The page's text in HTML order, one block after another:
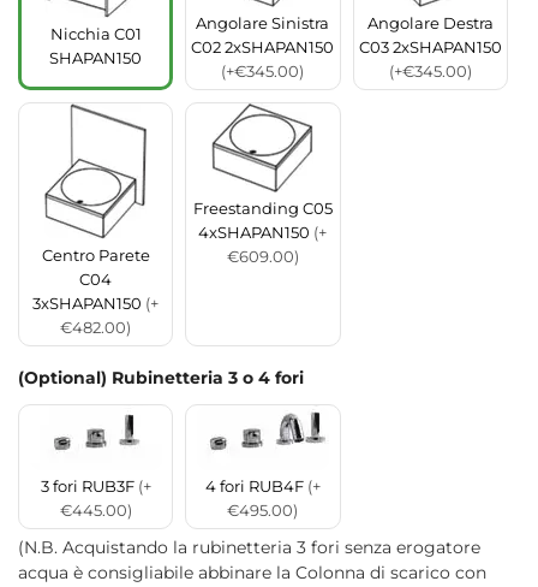
Nicchia C01
SHAPAN150
Angolare Sinistra
C02 2xSHAPAN150
(+€345.00)
Angolare Destra
C03 2xSHAPAN150
(+€345.00)
Centro Parete
C04
3xSHAPAN150 (+
€482.00)
Freestanding C05
4xSHAPAN150 (+
€609.00)
(Optional) Rubinetteria 3 o 4 fori
3 fori RUB3F (+
€445.00)
4 fori RUB4F (+
€495.00)
(N.B. Acquistando la rubinetteria 3 fori senza erogatore
acqua è consigliabile abbinare la Colonna di scarico con